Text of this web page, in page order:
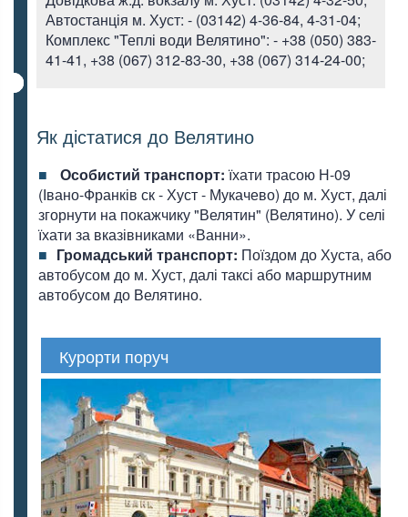
Автостанція м. Хуст: - (03142) 4-36-84, 4-31-04;
Комплекс "Теплі води Велятино": - +38 (050) 383-
41-41, +38 (067) 312-83-30, +38 (067) 314-24-00;
Як дістатися до Велятино
Особистий транспорт: їхати трасою Н-09
(Івано-Франків ск - Хуст - Мукачево) до м. Хуст, далі
згорнути на покажчику "Велятин" (Велятино). У селі
їхати за вказівниками «Ванни».
Громадський транспорт: Поїздом до Хуста, або
автобусом до м. Хуст, далі таксі або маршрутним
автобусом до Велятино.
Курорти поруч